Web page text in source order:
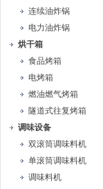
连续油炸锅
电力油炸锅
烘干箱
食品烤箱
电烤箱
燃油燃气烤箱
隧道式往复烤箱
调味设备
双滚筒调味料机
单滚筒调味料机
调味料机